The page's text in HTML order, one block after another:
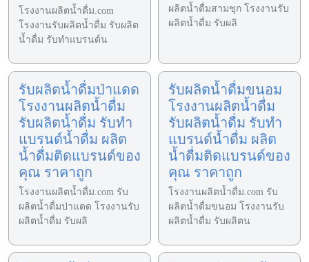
โรงงานผลิตน้ำดื่ม.com
โรงงานรับผลิตน้ำดื่ม รับผลิต
น้ำดื่ม รับทำแบรนด์น
ผลิตน้ำดื่มสามชุก โรงงานรับ
ผลิตน้ำดื่ม รับผลิ
รับผลิตน้ำดื่มป่าแดด
โรงงานผลิตน้ำดื่ม
รับผลิตน้ำดื่ม รับทำ
แบรนด์น้ำดื่ม ผลิต
น้ำดื่มติดแบรนด์ของ
คุณ ราคาถูก
โรงงานผลิตน้ำดื่ม.com รับ
ผลิตน้ำดื่มป่าแดด โรงงานรับ
ผลิตน้ำดื่ม รับผลิ
รับผลิตน้ำดื่มขนอม
โรงงานผลิตน้ำดื่ม
รับผลิตน้ำดื่ม รับทำ
แบรนด์น้ำดื่ม ผลิต
น้ำดื่มติดแบรนด์ของ
คุณ ราคาถูก
โรงงานผลิตน้ำดื่ม.com รับ
ผลิตน้ำดื่มขนอม โรงงานรับ
ผลิตน้ำดื่ม รับผลิตน